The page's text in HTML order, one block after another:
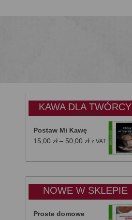
KAWA DLA TWÓRCY
Postaw Mi Kawę
15,00 zł – 50,00 złZakres
od
do
50,00 zł
z VAT
NOWE W SKLEPIE
Proste domowe